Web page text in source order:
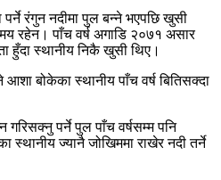
रंगुन नदीमा पुल बन्‍ने भएपछि खुसी
रहेन। पाँच वर्ष अगाडि २०७१ असार
हुँदा स्थानीय निकै खुसी थिए।
बोकेका स्थानीय पाँच वर्ष बितिसक्दा
गरिसक्नु पर्ने पुल पाँच वर्षसम्म पनि
ज्यानै जोखिममा राखेर नदी तर्ने